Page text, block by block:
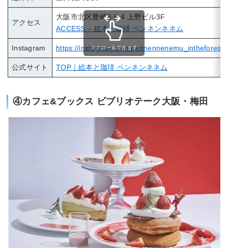
アクセス
大阪市北区豊崎3-6-4 上野ビル3F
ACCESS – 絵本と珈琲 ペンネンネネム
Instagram https://instagram.com/
公式サイト TOP｜絵本と珈琲 ペンネンネネム
スクロールできます
④カフェ&ブックス ビブリオテーク大阪・梅田